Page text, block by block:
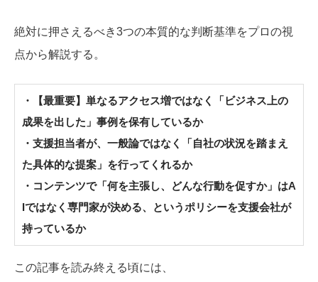
絶対に押さえるべき3つの本質的な判断基準をプロの視
点から解説する。
・【最重要】単なるアクセス増ではなく「ビジネス上の
成果を出した」事例を保有しているか
・支援担当者が、一般論ではなく「自社の状況を踏まえ
た具体的な提案」を行ってくれるか
・コンテンツで「何を主張し、どんな行動を促すか」はA
Iではなく専門家が決める、というポリシーを支援会社が
持っているか
この記事を読み終える頃には、